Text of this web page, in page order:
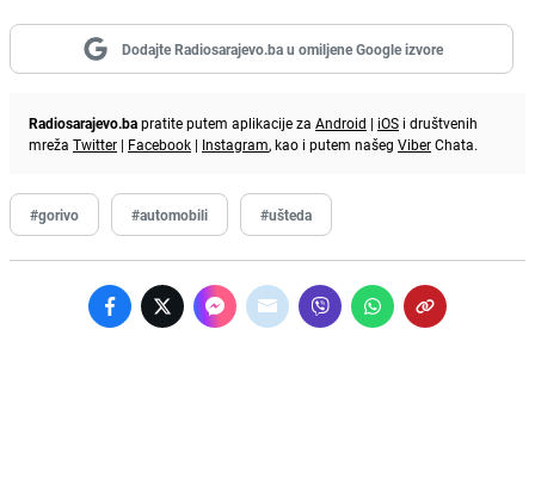
Dodajte Radiosarajevo.ba u omiljene Google izvore
Radiosarajevo.bapratite putem aplikacije za Android | iOS i društvenih
mreža Twitter | Facebook | Instagram, kao i putem našeg ViberChata.
#gorivo #automobili #ušteda